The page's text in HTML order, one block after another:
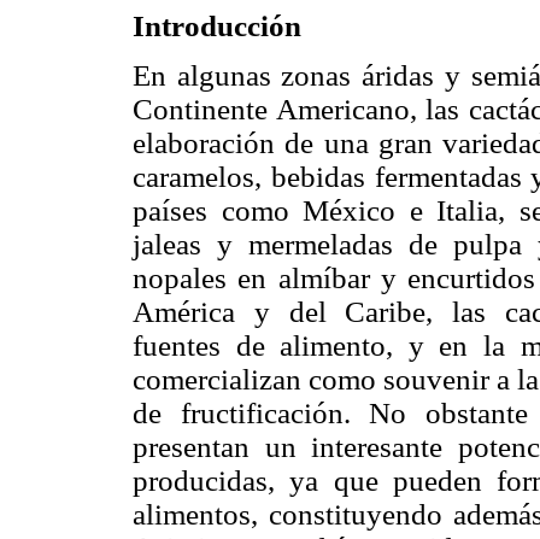
Introducción
En algunas zonas áridas y
Continente Americano, las
elaboración de una gran
caramelos, bebidas
países como México e Italia,
jaleas y mermeladas de
nopales en almíbar y
América y del Caribe, las
fuentes de alimento, y en la
comercializan como souvenir a
de fructificación. No
presentan un interesante
producidas, ya que pueden
alimentos, constituyendo